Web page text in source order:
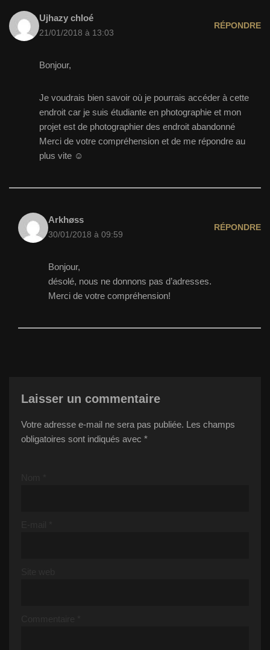
Ujhazy chloé
21/01/2018 à 13:03
RÉPONDRE
Bonjour,
Je voudrais bien savoir où je pourrais accéder à cette
endroit car je suis étudiante en photographie et mon
projet est de photographier des endroit abandonné
Merci de votre compréhension et de me répondre au
plus vite ☺
Arkhøss
30/01/2018 à 09:59
RÉPONDRE
Bonjour,
désolé, nous ne donnons pas d’adresses.
Merci de votre compréhension!
Laisser un commentaire
Votre adresse e-mail ne sera pas publiée. Les champs
obligatoires sont indiqués avec *